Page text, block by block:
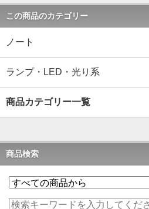
この商品のカテゴリー
ノート
ランプ・LED・光り系
商品カテゴリー一覧
商品検索